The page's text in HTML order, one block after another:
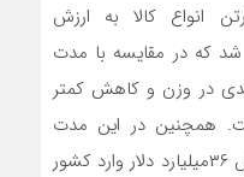
۷۹‌میلیون و ۵۰۰‌هزار‌تن انواع کالا به ارزش
دلار ثبت شد که در مقایسه با مدت
افزایش ۲۹.۳۲درصدی در وزن و کاهش کمتر
همچنین در این مدت
۲۰‌میلیون و ۹۰۰‌هزار‌تن کالا به ارزش ۳۶‌میلیارد دلار وارد کشور